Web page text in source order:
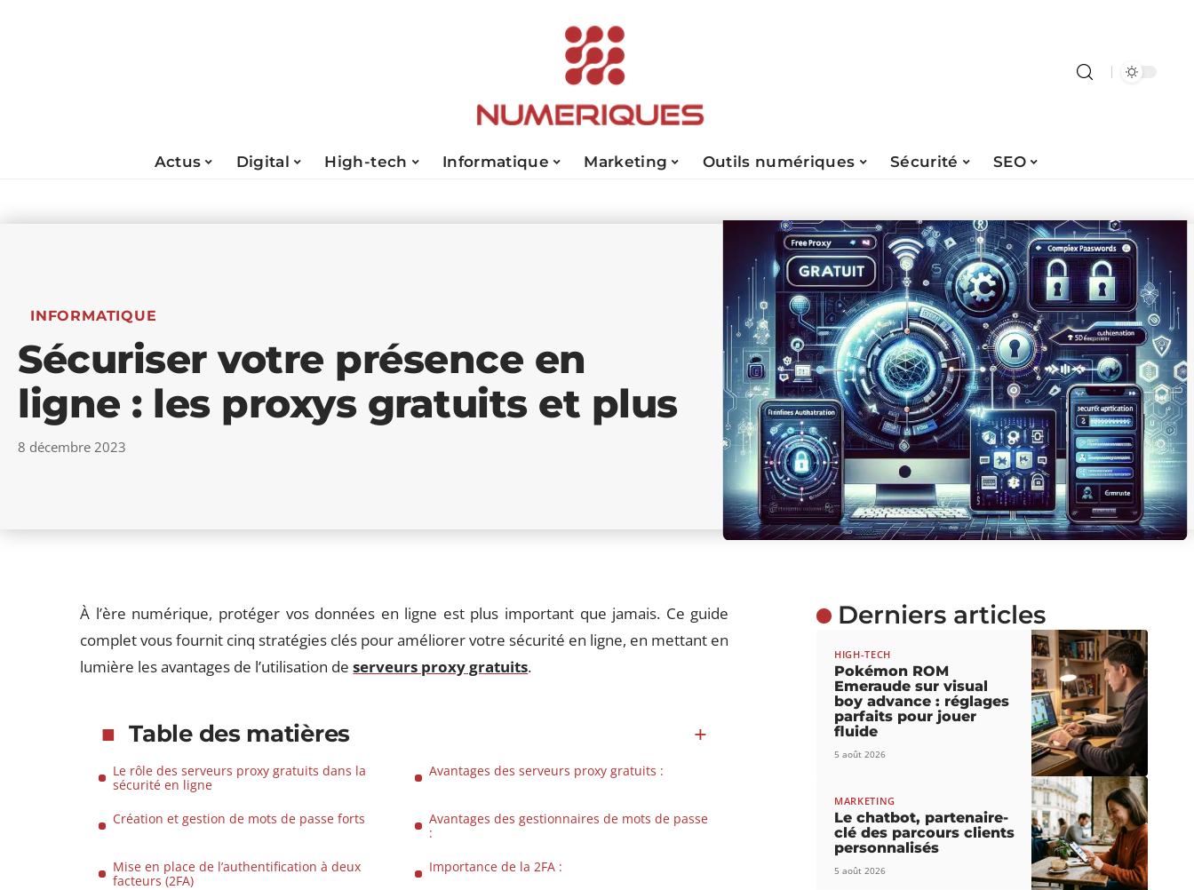
Actus Digital High-tech Informatique Marketing Outils numériques Sécurité SEO
INFORMATIQUE
Sécuriser votre présence en
ligne : les proxys gratuits et plus
8 décembre 2023
À l’ère numérique, protéger vos données en ligne est plus important que jamais. Ce guide
complet vous fournit cinq stratégies clés pour améliorer votre sécurité en ligne, en mettant en
lumière les avantages de l’utilisation deserveurs proxy gratuits.
Table des matières
Le rôle des serveurs proxy gratuits dans la
sécurité en ligne
Avantages des serveurs proxy gratuits :
Création et gestion de mots de passe forts
Avantages des gestionnaires de mots de passe
:
Mise en place de l’authentification à deux
facteurs (2FA)
Importance de la 2FA :
Derniers articles
HIGH-TECH
Pokémon ROM
Emeraude sur visual
boy advance : réglages
parfaits pour jouer
fluide
5 août 2026
MARKETING
Le chatbot, partenaire-
clé des parcours clients
personnalisés
5 août 2026